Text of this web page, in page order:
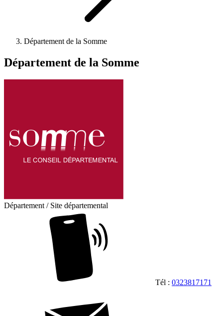
Département de la Somme
Département de la Somme
Département / Site départemental
Tél : 0323817171